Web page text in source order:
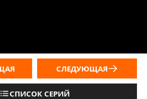
СПИСОК СЕРИЙ
СЛЕДУЮЩАЯ